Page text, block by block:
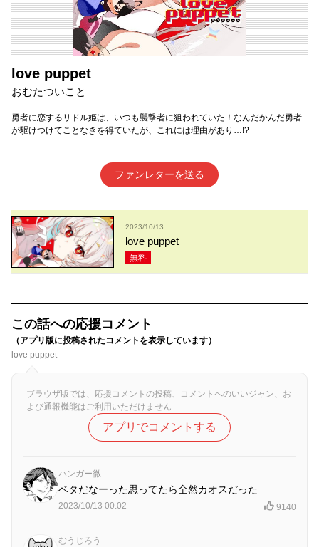
love puppet
おむたついこと
勇者に恋するリドル姫は、いつも襲撃者に狙われていた！なんだかんだ勇者
が駆けつけてことなきを得ていたが、これには理由があり…!?
ファンレターを送る
2023/10/13
love puppet
無料
この話への応援コメント
（アプリ版に投稿されたコメントを表示しています）
love puppet
ブラウザ版では、応援コメントの投稿、コメントへのいいジャン、お
よび通報機能はご利用いただけません
アプリでコメントする
ハンガー徹
ベタだなーった思ってたら全然カオスだった
2023/10/13 00:02 9140
むうじろう